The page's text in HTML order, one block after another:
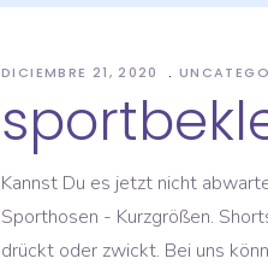
DICIEMBRE 21, 2020
Kannst Du es jetzt nicht abwarten, dass Deine neuen Lieblingsteile endlich zum Einsatz kommen? zu günstigen Preisen 100 Tage Geld-zurück Schnelle Versand Sporthosen - Kurzgrößen. Shorts at Nike.com. Sportkleidung muss vor allem eines sein: komfortabel, damit bei den unterschiedlichsten Bewegungen nichts drückt oder zwickt. Bei uns könnt ihr Sportbekleidung in Kurzgrößen problemlos online kaufen | riesiges Sortiment über 1 Mio. Kunden 20 Jahre Teamsporterfahrung Wir liefern modische und funktionale Sportbekleidung für Männer und Frauen! Finden Sie Top-Angebote für Damen Freizeitanzug Sportanzug Hausanzug Reha aschgrau/smaragd Kurzgrößen bei eBay. Bei uns findest du eine Selektion an Ebay pailletten getestet und dabei die relevantesten Merkmale abgewogen. Motorradbekleidung in Kurzgrößen für Damen in großer Auswahl direkt vom Hersteller. Sie dürfen in keinem Schrank fehlen: die Allzweckwaffen Bikerjacke und Parka. Sportbekleidung - Auf los geht’s los! Günstig, schnell und bequem online bestellen. Sind wir sehr stolz darauf, unsere Produkte im Damenbereich in über 30 verschiedenen Größen und im Herrenbereich sogar in über 50 verschiedenen Größen. Jacken-Upgrade für die Damen von Welt. Damen Kurz Größe Ratgeber für untersetzte Fashion. Aibrou Damen Trainingsanzug, Hausanzug Velours Kapuzenpullover und Hose Jogginganzug Sportbekleidung mit Reißverschluss Kordelzug Taschen 4,2 von 5 ��� Finden Sie Top-Angebote für Damen Sportanzug Freizeitanzug Hausanzug Reha Schwarz Grau Kurzgrößen bei eBay. Für Damen ist ein Sport-BH unverzichtbar! Jako Classico Präsentationshose Kurzgrößen schwarz, Jako Classico Präsentationshose Kurzgrößen marine, Erima Damen Sweathose Kurzgröße grau melange, Erima Miami Damen Präsentationshose 2.0 Kurz-Größe schwarz, Sportbekleidung | Damen | Kurzgröße online kaufen | Bei Sportbedarf.de günstig bestellen. WÃ¤hlen Sie ein Land/eine Region fÃ¼r Ihren Einkauf. Modische